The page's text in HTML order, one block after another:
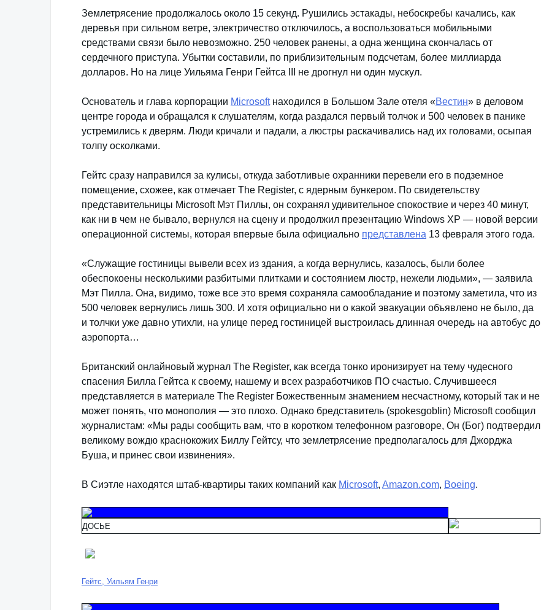
Землетрясение продолжалось около 15 секунд. Рушились эстакады, небоскребы качались, как
деревья при сильном ветре, электричество отключилось, а воспользоваться мобильными
средствами связи было невозможно. 250 человек ранены, а одна женщина скончалась от
сердечного приступа. Убытки составили, по приблизительным подсчетам, более миллиарда
долларов. Но на лице Уильяма Генри Гейтса III не дрогнул ни один мускул.
Основатель и глава корпорации Microsoftнаходился в Большом Зале отеля «Вестин» в деловом
центре города и обращался к слушателям, когда раздался первый толчок и 500 человек в панике
устремились к дверям. Люди кричали и падали, а люстры раскачивались над их головами, осыпая
толпу осколками.
Гейтс сразу направился за кулисы, откуда заботливые охранники перевели его в подземное
помещение, схожее, как отмечает The Register, с ядерным бункером. По свидетельству
представительницы Microsoft Мэт Пиллы, он сохранял удивительное спокоствие и через 40 минут,
как ни в чем не бывало, вернулся на сцену и продолжил презентацию Windows XP — новой версии
операционной системы, которая впервые была официально представлена 13 февраля этого года.
«Служащие гостиницы вывели всех из здания, а когда вернулись, казалось, были более
обеспокоены несколькими разбитыми плитками и состоянием люстр, нежели людьми», — заявила
Мэт Пилла. Она, видимо, тоже все это время сохраняла самообладание и поэтому заметила, что из
500 человек вернулись лишь 300. И хотя официально ни о какой эвакуации объявлено не было, да
и толчки уже давно утихли, на улице перед гостиницей выстроилась длинная очередь на автобус до
аэропорта…
Британский онлайновый журнал The Register, как всегда тонко иронизирует на тему чудесного
спасения Билла Гейтса к своему, нашему и всех разработчиков ПО счастью. Случившееся
представляется в материале The Register Божественным знамением несчастному, который так и не
может понять, что монополия — это плохо. Однако бредставитель (spokesgoblin) Microsoft сообщил
журналистам: «Мы рады сообщить вам, что в коротком телефонном разговоре, Он (Бог) подтвердил
великому вождю краснокожих Биллу Гейтсу, что землетрясение предполагалось для Джорджа
Буша, и принес свои извинения».
В Сиэтле находятся штаб-квартиры таких компаний как Microsoft, Amazon.com, Boeing.
ДОСЬЕ
Гейтс, Уильям Генри